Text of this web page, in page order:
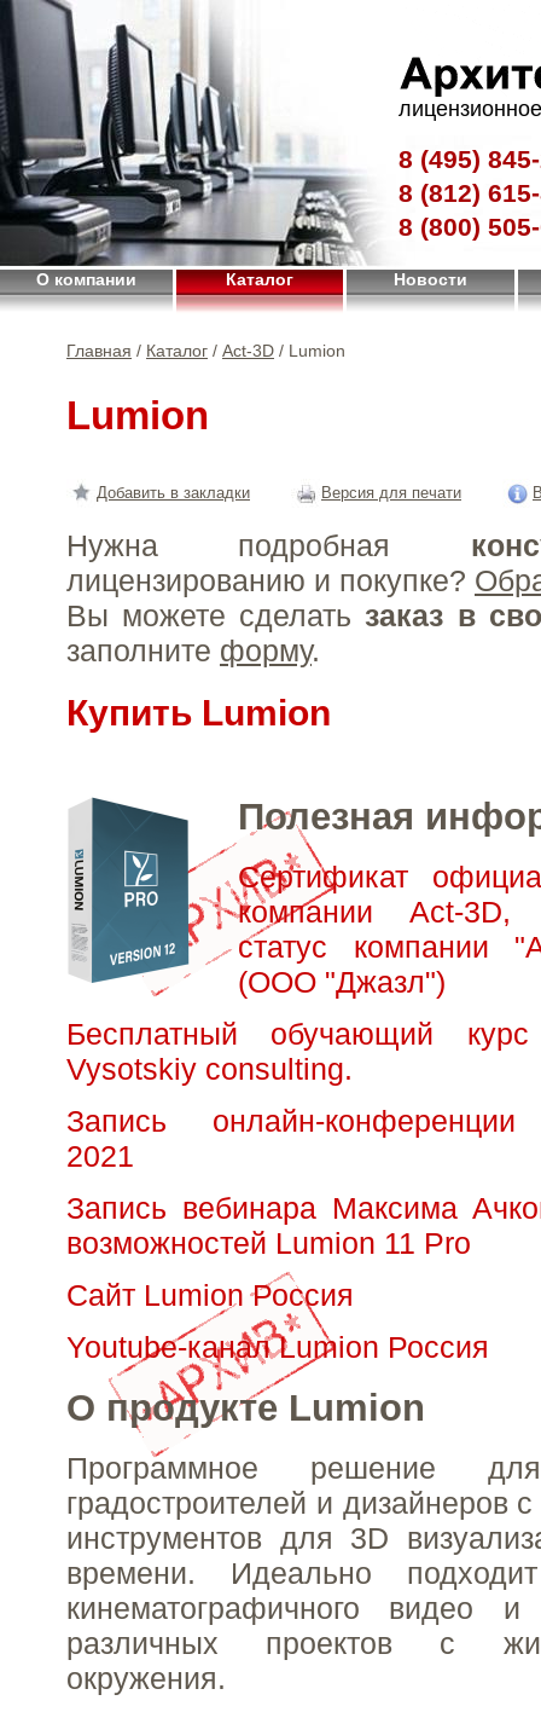
8 (495)
8 (812)
8 (800)
О компании Каталог Новости
Главная / Каталог / Act-3D / Lumion
Lumion
Добавить в закладки Версия для печати
Нужна подробная
лицензированию и покупке?
Вы можете сделать заказ в
заполните форму.
Купить Lumion
Полезная
Сертификат
компании Act-3D,
статус компании
(ООО "Джазл")
Бесплатный обучающий
Vysotskiy consulting.
Запись онлайн-конференции
2021
Запись вебинара Максима
возможностей Lumion 11 Pro
Сайт Lumion Россия
Youtube-канал Lumion Россия
О продукте Lumion
Программное решение для
градостроителей и дизайнеров
инструментов для 3D
времени. Идеально
кинематографичного видео
различных проектов с
окружения.